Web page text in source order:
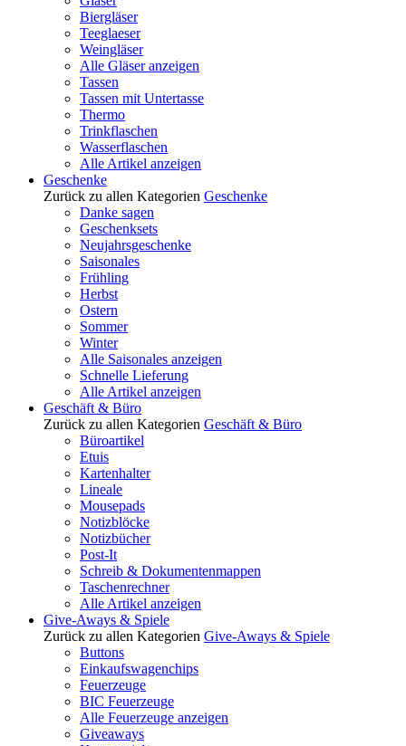
Biergläser
Teeglaeser
Weingläser
Alle Gläser anzeigen
Tassen
Tassen mit Untertasse
Thermo
Trinkflaschen
Wasserflaschen
Alle Artikel anzeigen
Geschenke
Zurück zu allen Kategorien Geschenke
Danke sagen
Geschenksets
Neujahrsgeschenke
Saisonales
Frühling
Herbst
Ostern
Sommer
Winter
Alle Saisonales anzeigen
Schnelle Lieferung
Alle Artikel anzeigen
Geschäft & Büro
Zurück zu allen Kategorien Geschäft & Büro
Büroartikel
Etuis
Kartenhalter
Lineale
Mousepads
Notizblöcke
Notizbücher
Post-It
Schreib & Dokumentenmappen
Taschenrechner
Alle Artikel anzeigen
Give-Aways & Spiele
Zurück zu allen Kategorien Give-Aways & Spiele
Buttons
Einkaufswagenchips
Feuerzeuge
BIC Feuerzeuge
Alle Feuerzeuge anzeigen
Giveaways